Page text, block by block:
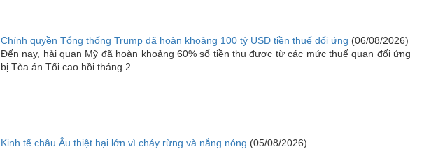
Chính quyền Tổng thống Trump đã hoàn khoảng 100 tỷ USD tiền thuế đối ứng (06/08/2026)
Đến nay, hải quan Mỹ đã hoàn khoảng 60% số tiền thu được từ các mức thuế quan đối ứng
bị Tòa án Tối cao hồi tháng 2…
Kinh tế châu Âu thiệt hại lớn vì cháy rừng và nắng nóng (05/08/2026)